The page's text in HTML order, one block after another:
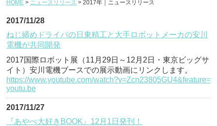
HOME > ニュースリリース > 2017年｜ニュースリリース
2017/11/28
ねじ締めドライバの日東精工と大手ロボットメーカの安川
電機が共同開発
2017国際ロボット展（11月29日～12月2日・東京ビッグサ
イト）安川電機ブースでの展示動画にリンクします。
https://www.youtube.com/watch?v=Zcn23805GU4&feature=
youtu.be
2017/11/27
『あやべ大好きBOOK』12月1日発刊！